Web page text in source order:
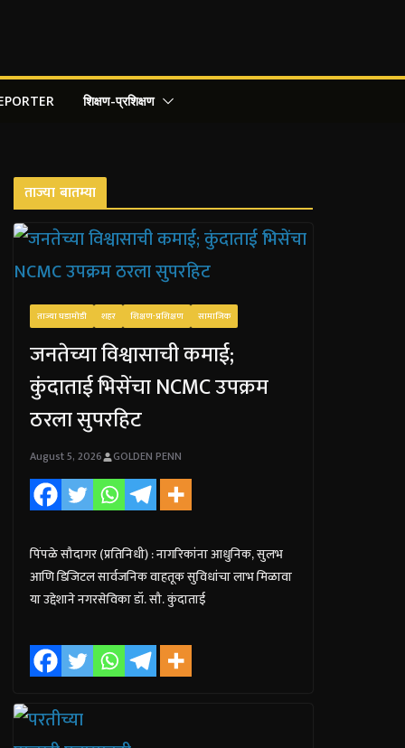
शिक्षण-प्रशिक्षण
ताज्या बातम्या
ताज्या घडामोडी शहर शिक्षण-प्रशिक्षण सामाजिक
जनतेच्या विश्वासाची कमाई;
कुंदाताई भिसेंचा NCMC उपक्रम
ठरला सुपरहिट
August 5, 2026 GOLDEN PENN
पिंपळे सौदागर (प्रतिनिधी) : नागरिकांना आधुनिक, सुलभ
आणि डिजिटल सार्वजनिक वाहतूक सुविधांचा लाभ मिळावा
या उद्देशाने नगरसेविका डॉ. सौ. कुंदाताई